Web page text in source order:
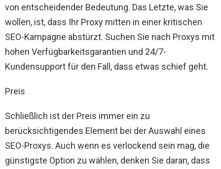
von entscheidender Bedeutung. Das Letzte, was Sie
wollen, ist, dass Ihr Proxy mitten in einer kritischen
SEO-Kampagne abstürzt. Suchen Sie nach Proxys mit
hohen Verfügbarkeitsgarantien und 24/7-
Kundensupport für den Fall, dass etwas schief geht.
Preis
Schließlich ist der Preis immer ein zu
berücksichtigendes Element bei der Auswahl eines
SEO-Proxys. Auch wenn es verlockend sein mag, die
günstigste Option zu wählen, denken Sie daran, dass